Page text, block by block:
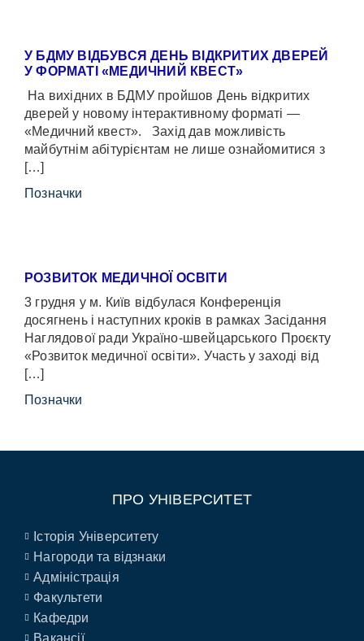
У БДМУ ВІДБУВСЯ ДЕНЬ ВІДКРИТИХ ДВЕРЕЙ
У ФОРМАТІ «МЕДИЧНИЙ КВЕСТ»
На вихідних в БДМУ пройшов День відкритих
дверей у новому інтерактивному форматі —
«Медичний квест». Захід дав можливість
майбутнім абітурієнтам не лише ознайомитися з
[…]
Позначки
РОЗВИТОК МЕДИЧНОЇ ОСВІТИ
3 грудня у м. Київ відбулася Конференція
досягнень і наступних кроків в рамках Засідання
Наглядової ради Україно-швейцарського Проєкту
«Розвиток медичної освіти». Участь у заході від
[…]
Позначки
ПРО УНІВЕРСИТЕТ
Історія Університету
Нагороди та відзнаки
Адміністрація
Факультети
Кафедри
Вакансії